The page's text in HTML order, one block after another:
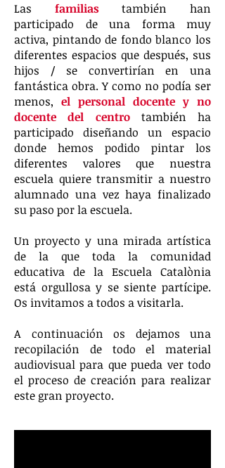
Las
familias
también han
participado de una forma muy
activa, pintando de fondo blanco los
diferentes espacios que después, sus
hijos / se convertirían en una
fantástica obra. Y como no podía ser
menos, el personal docente y no
docente del centro
también ha
participado diseñando un espacio
donde hemos podido pintar los
diferentes valores que nuestra
escuela quiere transmitir a nuestro
alumnado una vez haya finalizado
su paso por la escuela.
Un proyecto y una mirada artística
de la que toda la comunidad
educativa de la Escuela Catalònia
está orgullosa y se siente partícipe.
Os invitamos a todos a visitarla.
A continuación os dejamos una
recopilación de todo el material
audiovisual para que pueda ver todo
el proceso de creación para realizar
este gran proyecto.